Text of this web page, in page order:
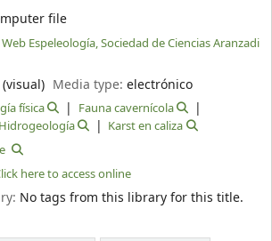
file
Web Espeleología, Sociedad de Ciencias Aranzadi
Media type:electrónico
física
Fauna cavernícola
Hidrogeología Karst en caliza
here to access online
No tags from this library for this title.